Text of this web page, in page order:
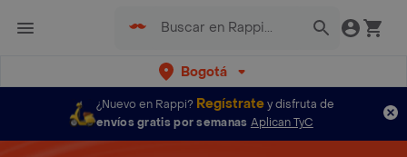
Bogotá
¿Nuevo en Rappi? Regístratey disfruta de
envíos gratis por semanas Aplican TyC